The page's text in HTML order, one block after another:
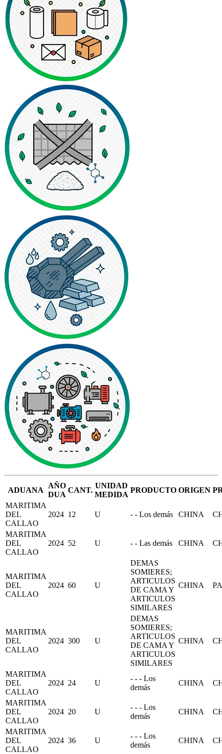
ADUANA
AÑO
DUA
CANT.
UNIDAD
MEDIDA
PRODUCTO ORIGEN
MARITIMA
DEL
CALLAO
2024 12 U - - Los demás CHINA
MARITIMA
DEL
CALLAO
2024 52 U - - Las demás CHINA
MARITIMA
DEL
CALLAO
2024 60 U
DEMAS
SOMIERES;
ARTICULOS
DE CAMA Y
ARTICULOS
SIMILARES
CHINA
MARITIMA
DEL
CALLAO
2024 300 U
DEMAS
SOMIERES;
ARTICULOS
DE CAMA Y
ARTICULOS
SIMILARES
CHINA
MARITIMA
DEL
CALLAO
2024 24 U
- - - Los
demás
CHINA
MARITIMA
DEL
CALLAO
2024 20 U
- - - Los
demás
CHINA
MARITIMA
DEL
CALLAO
2024 36 U
- - - Los
demás
CHINA